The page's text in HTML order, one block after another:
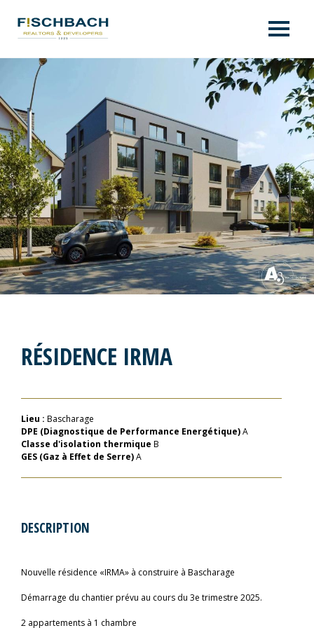
RÉSIDENCE IRMA
Lieu : Bascharage
DPE (Diagnostique de Performance Energétique)A
Classe d'isolation thermique B
GES (Gaz à Effet de Serre)A
DESCRIPTION
Nouvelle résidence «IRMA» à construire à Bascharage
Démarrage du chantier prévu au cours du 3e trimestre 2025.
2 appartements à 1 chambre